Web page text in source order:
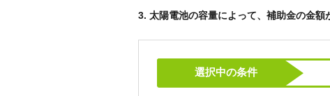
3. 太陽電池の容量によって、補助金の金額
選択中の条件